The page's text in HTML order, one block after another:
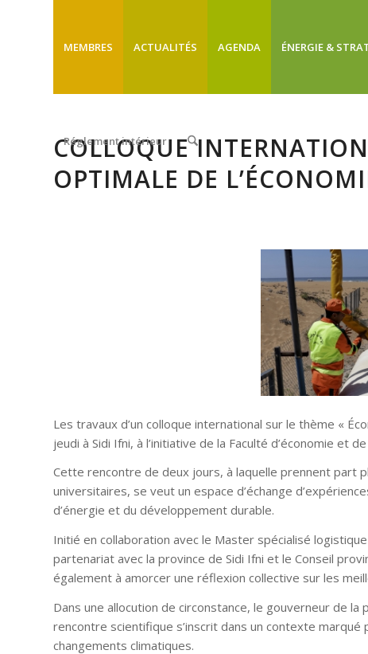
MEMBRES ACTUALITÉS AGENDA ÉNERGIE &
Réglement intérieur
COLLOQUE
OPTIMALE DE
Les travaux d’un colloque international sur le thème «
jeudi à Sidi Ifni, à l’initiative de la Faculté d’économie et
Cette rencontre de deux jours, à laquelle prennent part
universitaires, se veut un espace d’échange
d’énergie et du développement durable.
Initié en collaboration avec le Master spécialisé
partenariat avec la province de Sidi Ifni et le Conseil
également à amorcer une réflexion collective sur les
Dans une allocution de circonstance, le gouverneur de
rencontre scientifique s’inscrit dans un contexte
changements climatiques.